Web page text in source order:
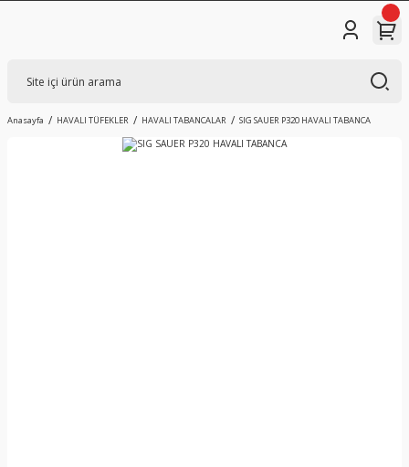
Anasayfa HAVALI TÜFEKLER HAVALI TABANCALAR SIG SAUER P320 HAVALI TABANCA